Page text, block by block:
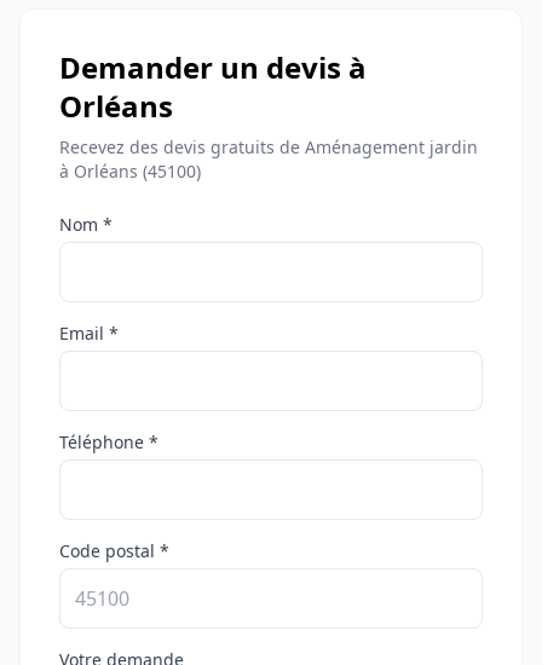
Demander un devis à
Orléans
Recevez des devis gratuits de Aménagement jardin
à Orléans (45100)
Nom *
Email *
Téléphone *
Code postal *
Votre demande